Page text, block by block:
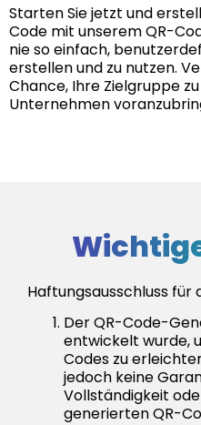
Starten Sie jetzt und
Code mit unserem QR-
nie so einfach,
erstellen und zu nutzen.
Chance, Ihre Zielgruppe
Unternehmen
Haftungsausschluss
Der QR-Code-
entwickelt wurde,
Codes zu
jedoch keine
Vollständigkeit
generierten QR-